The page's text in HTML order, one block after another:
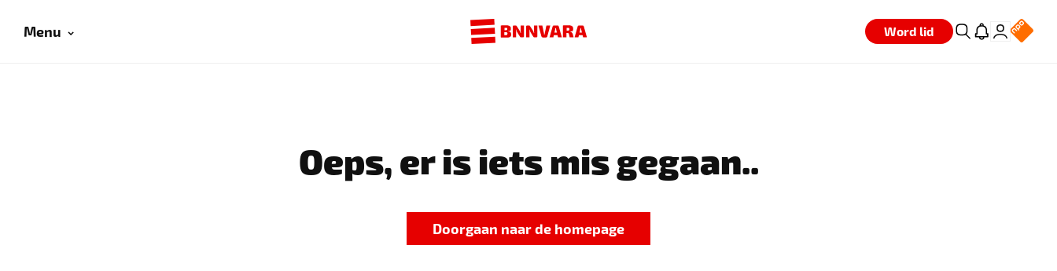
Menu Word lid
Oeps, er is iets mis gegaan..
Doorgaan naar de homepage